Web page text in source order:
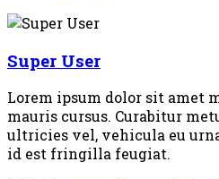
Super User
Lorem ipsum dolor sit amet
mauris cursus. Curabitur
ultricies vel, vehicula eu
id est fringilla feugiat.